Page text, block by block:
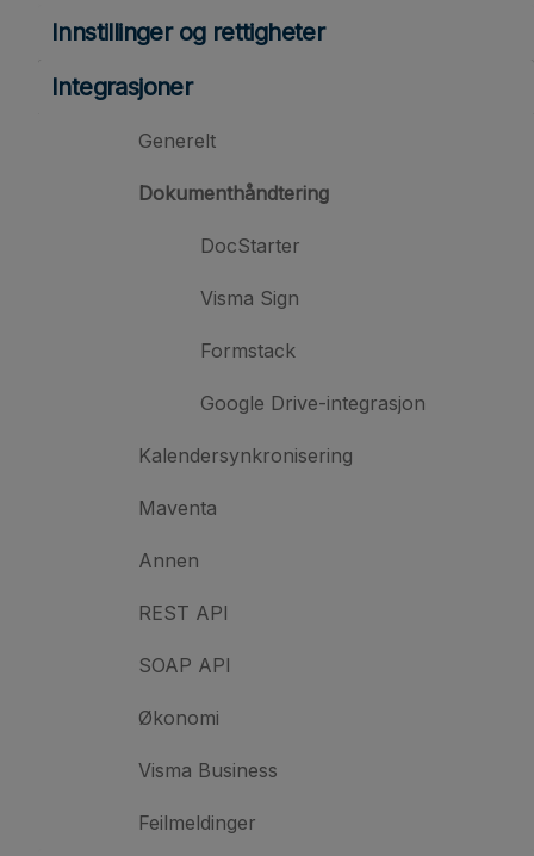
Innstillinger og rettigheter
Integrasjoner
Generelt
Dokumenthåndtering
DocStarter
Visma Sign
Formstack
Google Drive-integrasjon
Kalendersynkronisering
Maventa
Annen
REST API
SOAP API
Økonomi
Visma Business
Feilmeldinger